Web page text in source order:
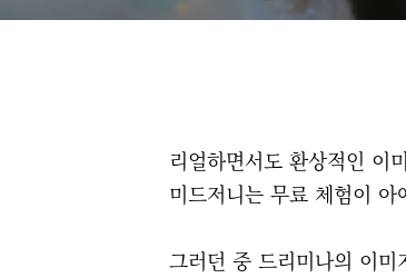
리얼하면서도 환상적인 이
미드저니는 무료 체험이 아
그러던 중 드리미나의 이